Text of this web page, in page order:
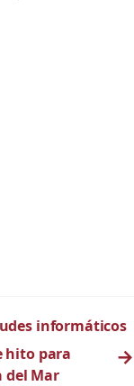
informáticos
hito para
del Mar
→